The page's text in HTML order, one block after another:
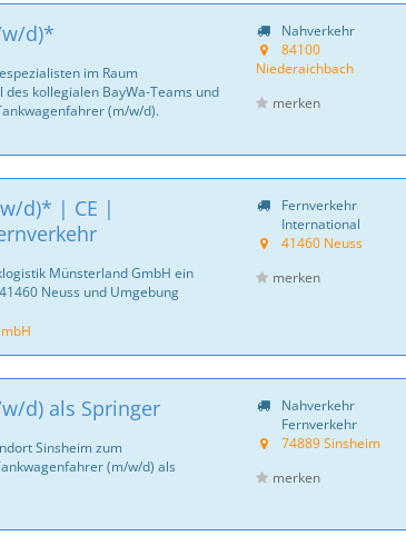
d)*
im Raum
kollegialen BayWa-Teams und
(m/w/d).
Nahverkehr
84100
Niederaichbach
merken
d)* | CE |
Münsterland GmbH ein
Neuss und Umgebung
Fernverkehr
International
41460 Neuss
merken
d) als Springer
Sinsheim zum
(m/w/d) als
Nahverkehr
Fernverkehr
74889 Sinsheim
merken